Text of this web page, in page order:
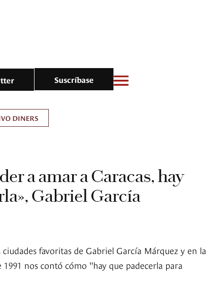
Suscríbase
DINERS
a amar a Caracas, hay
Gabriel García
ciudades favoritas de Gabriel García Márquez y en la
nos contó cómo "hay que padecerla para